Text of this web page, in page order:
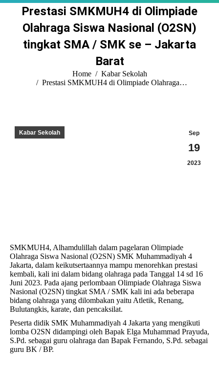
Prestasi SMKMUH4 di Olimpiade
Olahraga Siswa Nasional (O2SN)
tingkat SMA / SMK se – Jakarta
Barat
Home
Kabar Sekolah
Prestasi SMKMUH4 di Olimpiade Olahraga…
Sep
19
2023
Kabar Sekolah
SMKMUH4, Alhamdulillah dalam pagelaran Olimpiade
Olahraga Siswa Nasional (O2SN) SMK Muhammadiyah 4
Jakarta, dalam keikutsertaannya mampu menorehkan prestasi
kembali, kali ini dalam bidang olahraga pada Tanggal 14 sd 16
Juni 2023. Pada ajang perlombaan Olimpiade Olahraga Siswa
Nasional (O2SN) tingkat SMA / SMK kali ini ada beberapa
bidang olahraga yang dilombakan yaitu Atletik, Renang,
Bulutangkis, karate, dan pencaksilat.
Peserta didik SMK Muhammadiyah 4 Jakarta yang mengikuti
lomba O2SN didampingi oleh Bapak Elga Muhammad Prayuda,
S.Pd. sebagai guru olahraga dan Bapak Fernando, S.Pd. sebagai
guru BK / BP.